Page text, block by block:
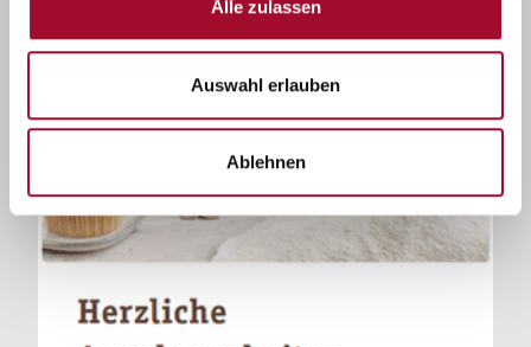
Alle zulassen
Auswahl erlauben
Ablehnen